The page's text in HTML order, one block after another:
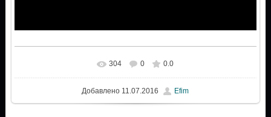
304 0 0.0
Добавлено 11.07.2016 Efim